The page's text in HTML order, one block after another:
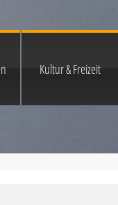
Kultur & Freizeit